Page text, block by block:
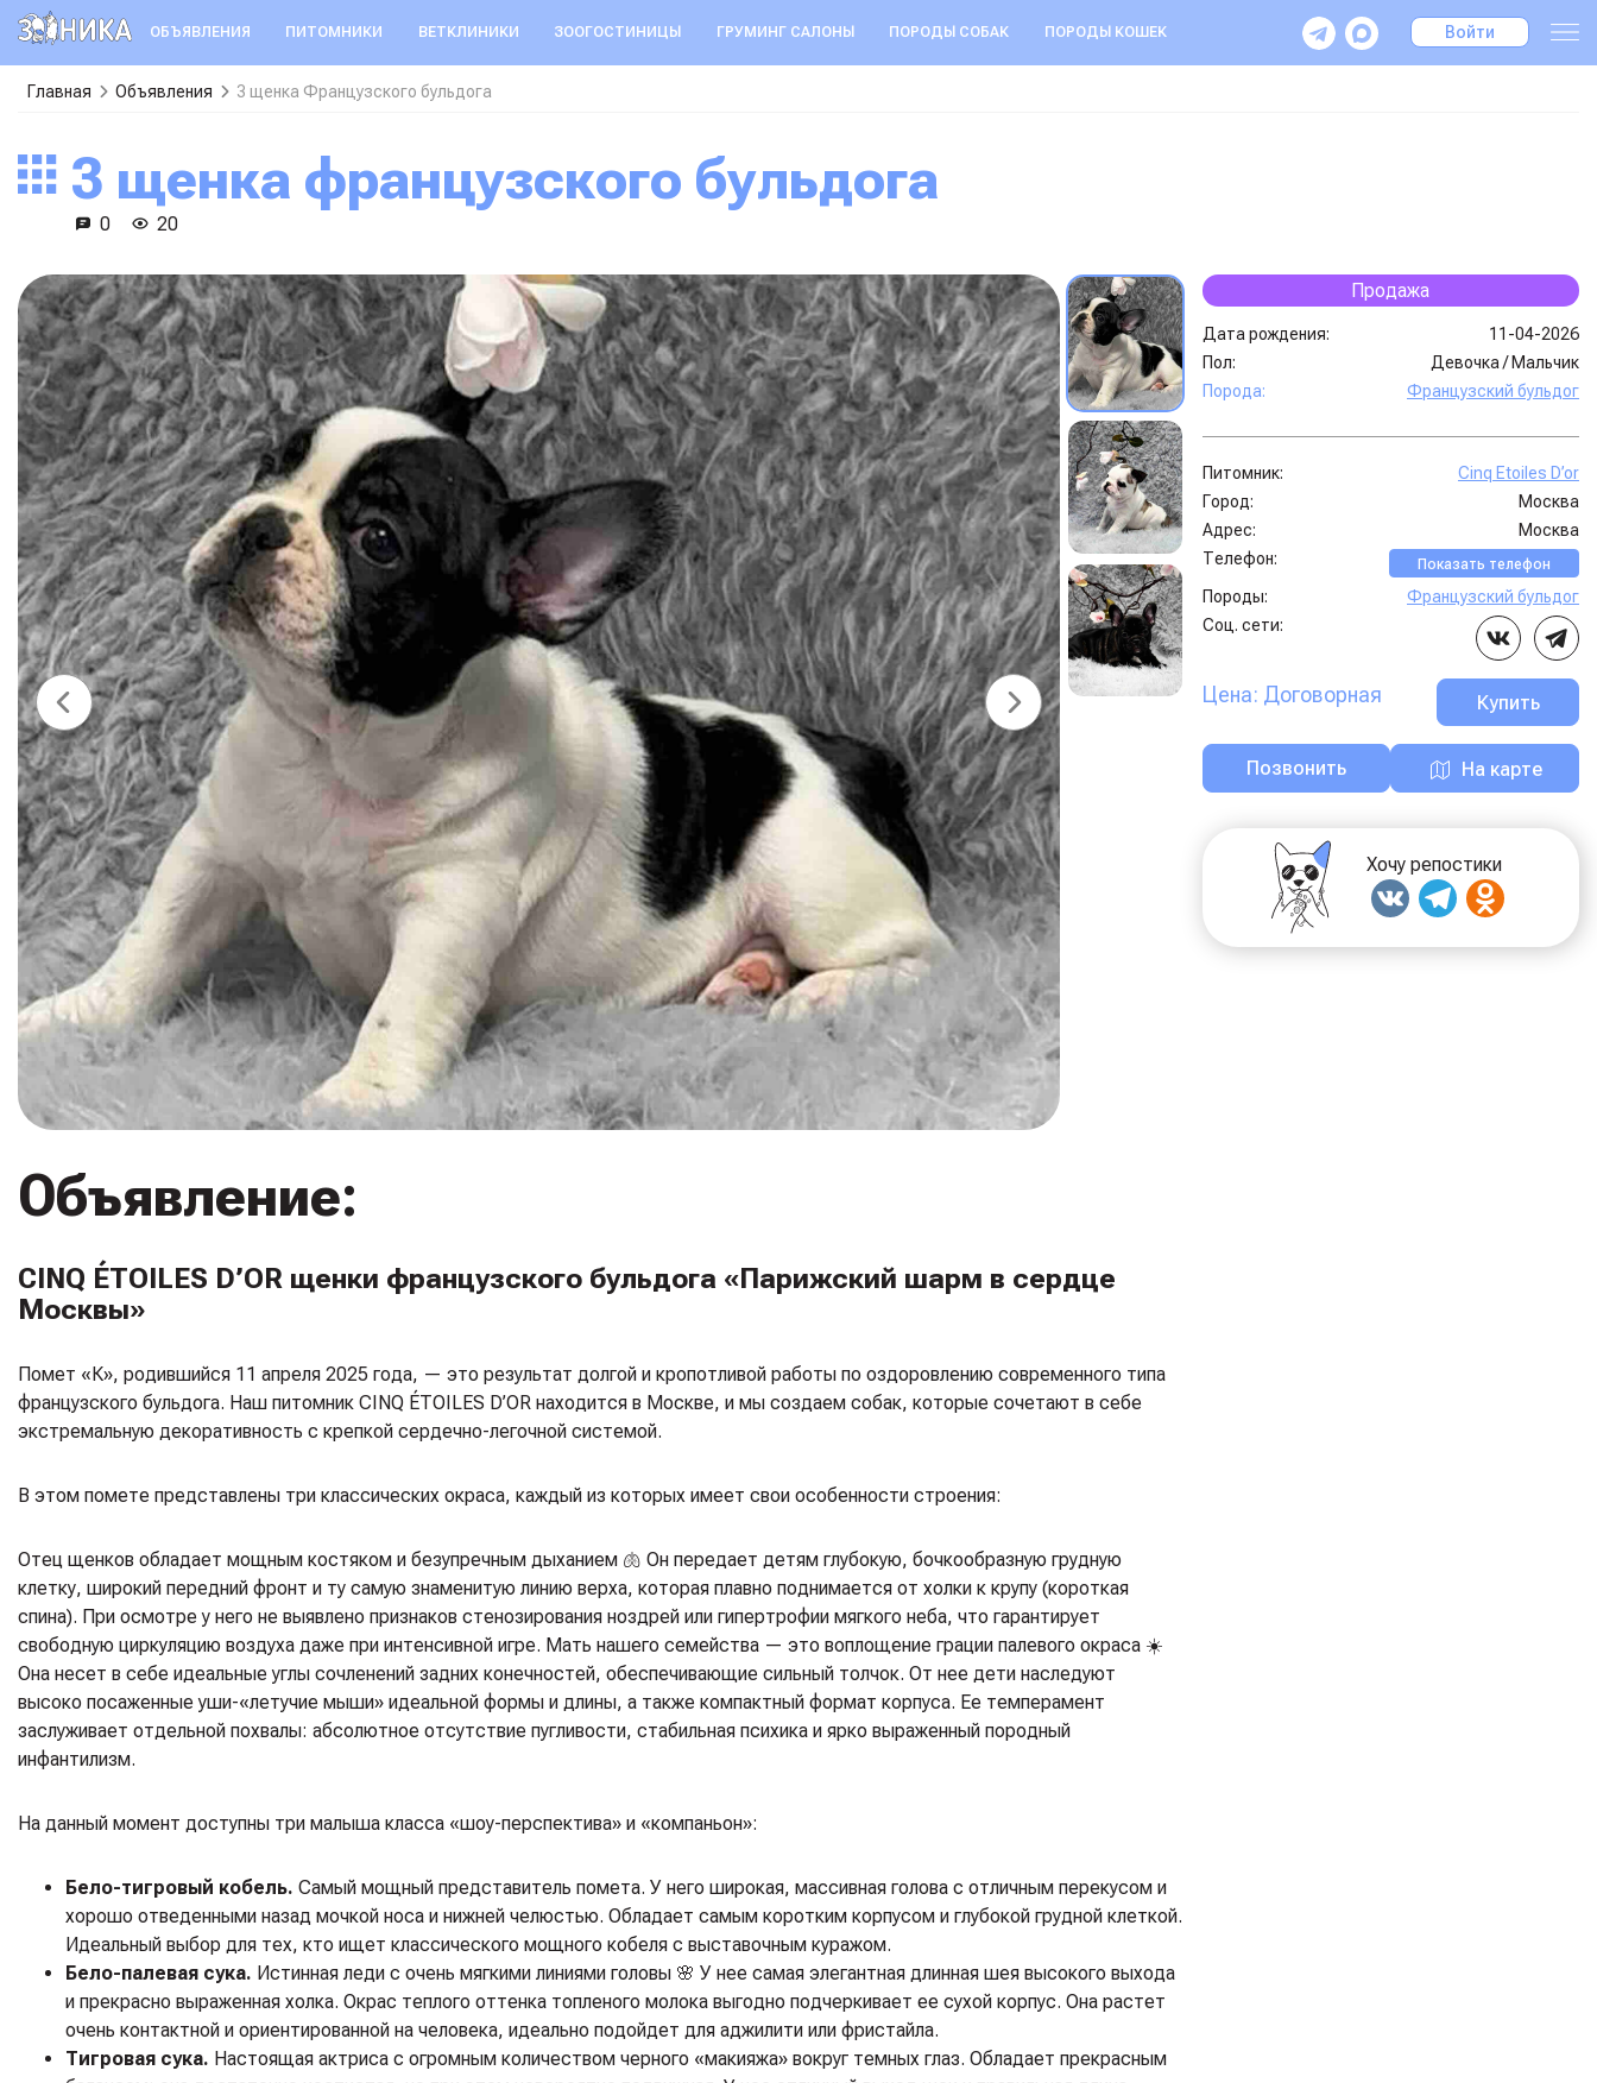
ОБЪЯВЛЕНИЯ ПИТОМНИКИ ВЕТКЛИНИКИ ЗООГОСТИНИЦЫ ГРУМИНГ САЛОНЫ ПОРОДЫ СОБАК ПОРОДЫ КОШЕК Войти
Главная Объявления 3 щенка Французского бульдога
3 щенка французского бульдога
0 20
Объявление:
CINQ ÉTOILES D’OR щенки французского бульдога «Парижский шарм в сердце
Москвы»
Помет «К», родившийся 11 апреля 2025 года, — это результат долгой и кропотливой работы по оздоровлению современного типа
французского бульдога. Наш питомник CINQ ÉTOILES D’OR находится в Москве, и мы создаем собак, которые сочетают в себе
экстремальную декоративность с крепкой сердечно-легочной системой.
В этом помете представлены три классических окраса, каждый из которых имеет свои особенности строения:
Отец щенков обладает мощным костяком и безупречным дыханием 🫁 Он передает детям глубокую, бочкообразную грудную
клетку, широкий передний фронт и ту самую знаменитую линию верха, которая плавно поднимается от холки к крупу (короткая
спина). При осмотре у него не выявлено признаков стенозирования ноздрей или гипертрофии мягкого неба, что гарантирует
свободную циркуляцию воздуха даже при интенсивной игре. Мать нашего семейства — это воплощение грации палевого окраса ☀️
Она несет в себе идеальные углы сочленений задних конечностей, обеспечивающие сильный толчок. От нее дети наследуют
высоко посаженные уши-«летучие мыши» идеальной формы и длины, а также компактный формат корпуса. Ее темперамент
заслуживает отдельной похвалы: абсолютное отсутствие пугливости, стабильная психика и ярко выраженный породный
инфантилизм.
На данный момент доступны три малыша класса «шоу-перспектива» и «компаньон»:
Бело-тигровый кобель. Самый мощный представитель помета. У него широкая, массивная голова с отличным перекусом и
хорошо отведенными назад мочкой носа и нижней челюстью. Обладает самым коротким корпусом и глубокой грудной клеткой.
Идеальный выбор для тех, кто ищет классического мощного кобеля с выставочным куражом.
Бело-палевая сука. Истинная леди с очень мягкими линиями головы 🌸 У нее самая элегантная длинная шея высокого выхода
и прекрасно выраженная холка. Окрас теплого оттенка топленого молока выгодно подчеркивает ее сухой корпус. Она растет
очень контактной и ориентированной на человека, идеально подойдет для аджилити или фристайла.
Тигровая сука. Настоящая актриса с огромным количеством черного «макияжа» вокруг темных глаз. Обладает прекрасным
Продажа
Дата рождения:
11-04-2026
Пол:
Девочка / Мальчик
Порода:
Французский бульдог
Питомник:
Сinq Etoiles D’or
Город:
Москва
Адрес:
Москва
Телефон:
Показать телефон
Породы:
Французский бульдог
Соц. сети:
Цена: Договорная Купить
Позвонить На карте
Хочу репостики